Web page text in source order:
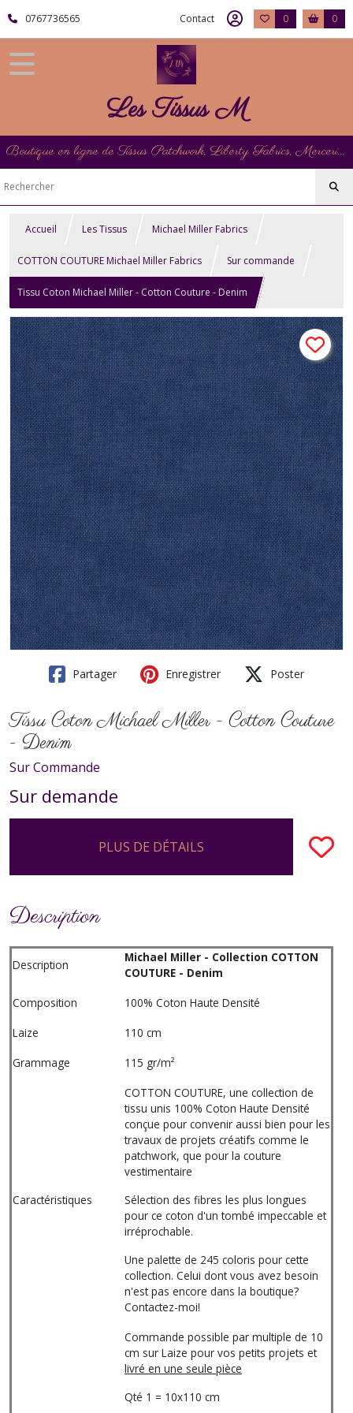
0767736565 Contact 0 0
Les Tissus M
Boutique en ligne de Tissus Patchwork, Liberty Fabrics, Mercerie et Matériel de Point de Croix
Accueil Les Tissus Michael Miller Fabrics
COTTON COUTURE Michael Miller Fabrics Sur commande
Tissu Coton Michael Miller - Cotton Couture - Denim
Partager Enregistrer Poster
Tissu Coton Michael Miller - Cotton Couture
- Denim
Sur Commande
Sur demande
PLUS DE DÉTAILS
Description
Description
Michael Miller - Collection COTTON
COUTURE - Denim
Composition
100% Coton Haute Densité
Laize
110 cm
Grammage
115 gr/m²
Caractéristiques
COTTON COUTURE, une collection de
tissu unis 100% Coton Haute Densité
conçue pour convenir aussi bien pour les
travaux de projets créatifs comme le
patchwork, que pour la couture
vestimentaire
Sélection des fibres les plus longues
pour ce coton d'un tombé impeccable et
irréprochable.
Une palette de 245 coloris pour cette
collection. Celui dont vous avez besoin
n'est pas encore dans la boutique?
Contactez-moi!
Commande possible par multiple de 10
cm sur Laize pour vos petits projets et
livré en une seule pièce
Qté 1 = 10x110 cm